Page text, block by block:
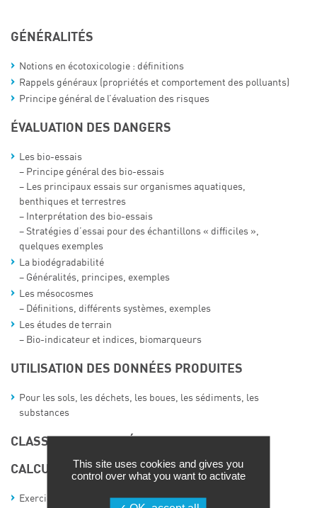
GÉNÉRALITÉS
Notions en écotoxicologie : définitions
Rappels généraux (propriétés et comportement des polluants)
Principe général de l’évaluation des risques
ÉVALUATION DES DANGERS
Les bio-essais
– Principe général des bio-essais
– Les principaux essais sur organismes aquatiques,
benthiques et terrestres
– Interprétation des bio-essais
– Stratégies d’essai pour des échantillons « difficiles »,
quelques exemples
La biodégradabilité
– Généralités, principes, exemples
Les mésocosmes
– Définitions, différents systèmes, exemples
Les études de terrain
– Bio-indicateur et indices, biomarqueurs
UTILISATION DES DONNÉES PRODUITES
Pour les sols, les déchets, les boues, les sédiments, les
substances
CLASSIFICATION ET ÉTIQUETAGE
CALCUL D’UNE PNEC
Exercice pratique
This site uses cookies and gives you
control over what you want to activate